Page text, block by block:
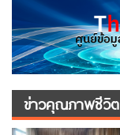
ข่าวคุณภาพชีวิต